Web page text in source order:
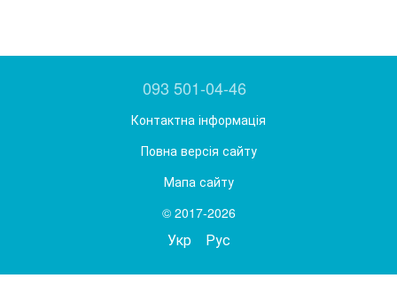
093 501-04-46
Контактна інформація
Повна версія сайту
Мапа сайту
© 2017-2026
Укр Рус